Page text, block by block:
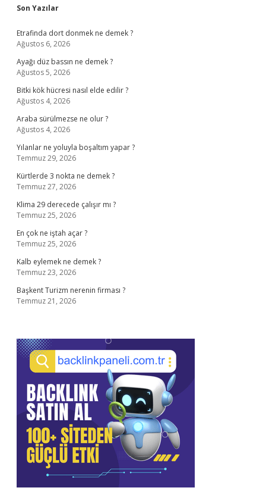
Sidebar
Son Yazılar
Etrafinda dort donmek ne demek ?
Ağustos 6, 2026
Ayağı düz bassın ne demek ?
Ağustos 5, 2026
Bitki kök hücresi nasıl elde edilir ?
Ağustos 4, 2026
Araba sürülmezse ne olur ?
Ağustos 4, 2026
Yılanlar ne yoluyla boşaltım yapar ?
Temmuz 29, 2026
Kürtlerde 3 nokta ne demek ?
Temmuz 27, 2026
Klima 29 derecede çalışır mı ?
Temmuz 25, 2026
En çok ne iştah açar ?
Temmuz 25, 2026
Kalb eylemek ne demek ?
Temmuz 23, 2026
Başkent Turizm nerenin firması ?
Temmuz 21, 2026